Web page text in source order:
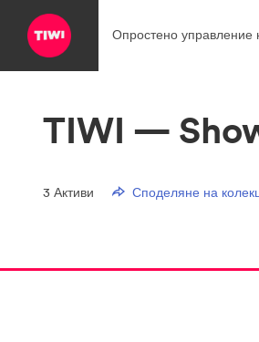
Опростено управление
TIWI —
3 Активи Споделяне на